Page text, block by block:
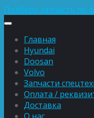
Подберу запчасть по
Главная
Hyundai
Doosan
Volvo
Запчасти
Оплата /
Доставка